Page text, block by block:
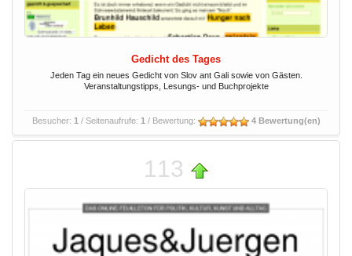
Gedicht des Tages
Jeden Tag ein neues Gedicht von Slov ant Gali sowie von Gästen.
Veranstaltungstipps, Lesungs- und Buchprojekte
Besucher: 1 / Seitenaufrufe: 1 / Bewertung: 4 Bewertung(en)
113